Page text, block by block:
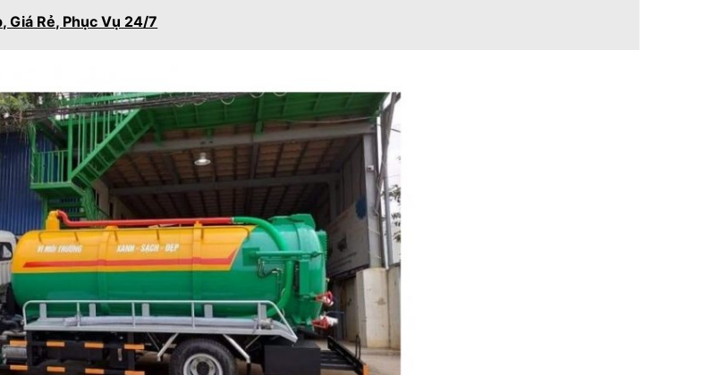
Giá Rẻ, Phục Vụ 24/7